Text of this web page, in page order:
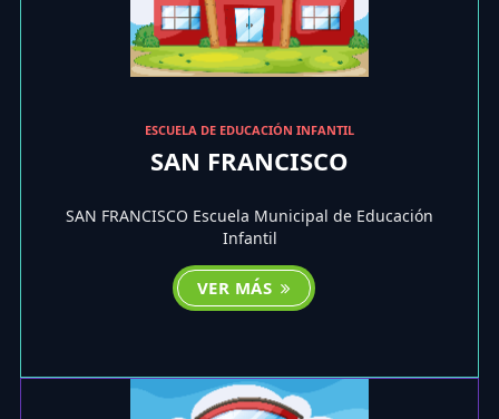
ESCUELA DE EDUCACIÓN INFANTIL
SAN FRANCISCO
SAN FRANCISCO Escuela Municipal de Educación
Infantil
VER MÁS